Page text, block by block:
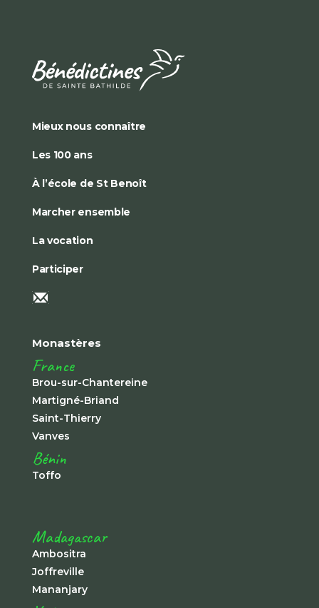
Mieux nous connaître
Les 100 ans
À l’école de St Benoît
Marcher ensemble
La vocation
Participer
Monastères
France
Brou-sur-Chantereine
Martigné-Briand
Saint-Thierry
Vanves
Bénin
Toffo
Madagascar
Ambositra
Joffreville
Mananjary